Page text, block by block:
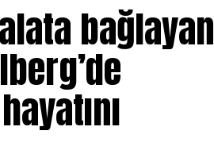
diyerek, klasik üniversite
zekâ arttıkça daha fazla
bağlayan